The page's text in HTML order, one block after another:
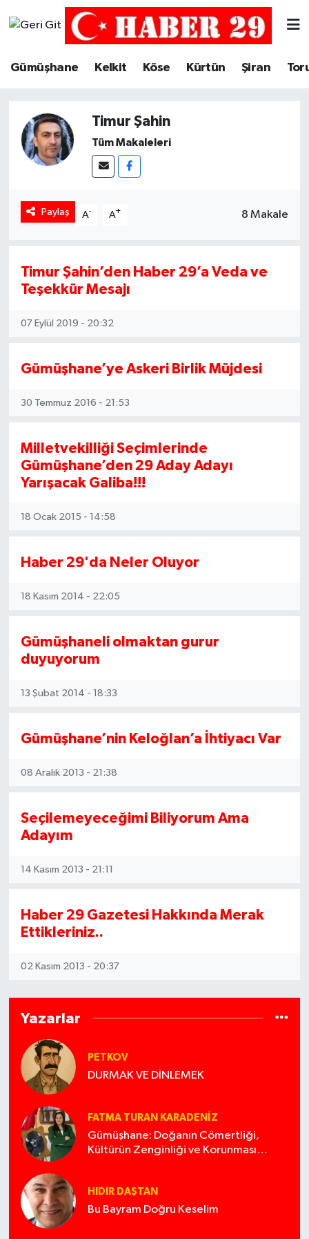
Gümüşhane Kelkit Köse Kürtün Şiran
Timur Şahin
Tüm Makaleleri
Paylaş A- A+ 8 Makale
Timur Şahin’den Haber 29’a Veda ve
Teşekkür Mesajı
07 Eylül 2019 - 20:32
Gümüşhane’ye Askeri Birlik Müjdesi
30 Temmuz 2016 - 21:53
Milletvekilliği Seçimlerinde
Gümüşhane’den 29 Aday Adayı
Yarışacak Galiba!!!
18 Ocak 2015 - 14:58
Haber 29'da Neler Oluyor
18 Kasım 2014 - 22:05
Gümüşhaneli olmaktan gurur
duyuyorum
13 Şubat 2014 - 18:33
Gümüşhane’nin Keloğlan’a İhtiyacı Var
08 Aralık 2013 - 21:38
Seçilemeyeceğimi Biliyorum Ama
Adayım
14 Kasım 2013 - 21:11
Haber 29 Gazetesi Hakkında Merak
Ettikleriniz..
02 Kasım 2013 - 20:37
Yazarlar
PETKOV
DURMAK VE DİNLEMEK
FATMA TURAN KARADENIZ
Gümüşhane: Doğanın Cömertliği,
Kültürün Zenginliği ve Korunması
HIDIR DAŞTAN
Bu Bayram Doğru Keselim
Merkez Trafik Yoğunluk Haritası
Süper Lig Puan Durumu ve Fikstür
Tüm Manşetler